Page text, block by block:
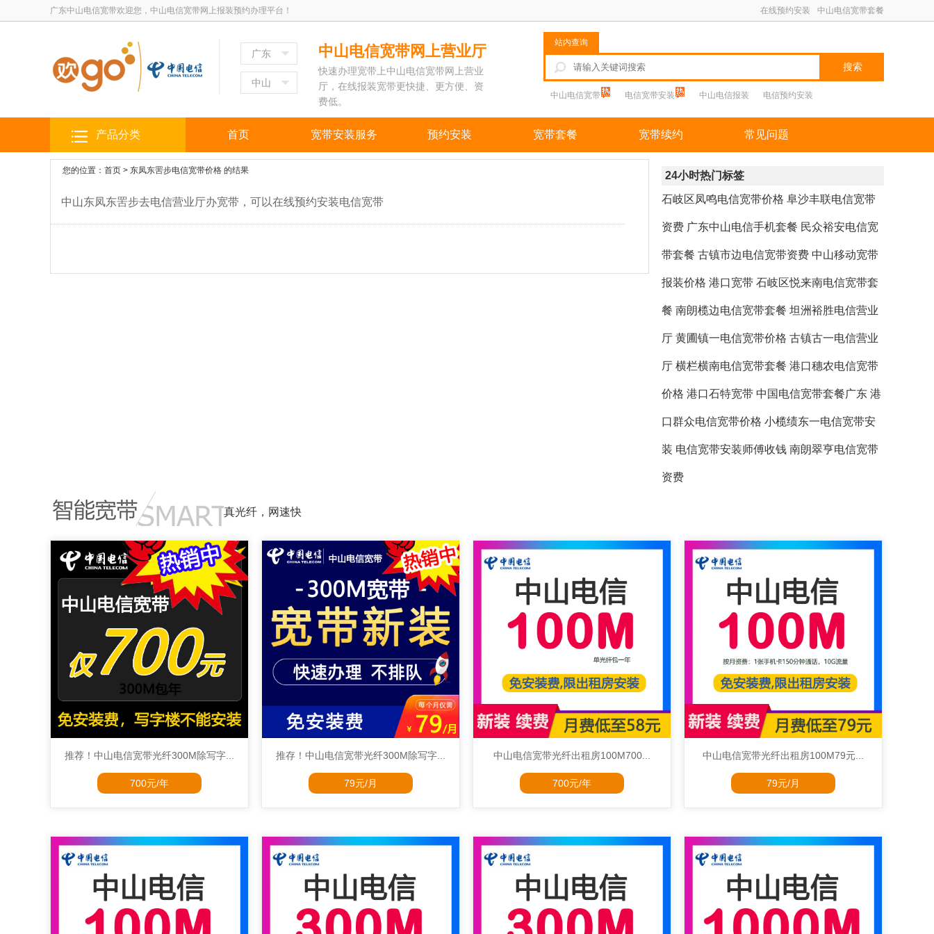
广东中山电信宽带欢迎您，中山电信宽带网上报装预约办理平台！ 中山电信宽带套餐
在线预约安装
广东
中山
中山电信宽带网上营业厅
快速办理宽带上中山电信宽带网上营业
厅，在线报装宽带更快捷、更方便、资
费低。
站内查询
搜索
中山电信宽带 电信宽带安装 中山电信报装 电信预约安装
产品分类 首页 宽带安装服务 预约安装 宽带套餐 宽带续约 常见问题
您的位置：首页 > 东凤东罟步电信宽带价格 的结果
中山东凤东罟步去电信营业厅办宽带，可以在线预约安装电信宽带
24小时热门标签
石岐区凤鸣电信宽带价格 阜沙丰联电信宽带
资费 广东中山电信手机套餐 民众裕安电信宽
带套餐 古镇市边电信宽带资费 中山移动宽带
报装价格 港口宽带 石岐区悦来南电信宽带套
餐 南朗榄边电信宽带套餐 坦洲裕胜电信营业
厅 黄圃镇一电信宽带价格 古镇古一电信营业
厅 横栏横南电信宽带套餐 港口穗农电信宽带
价格 港口石特宽带 中国电信宽带套餐广东 港
口群众电信宽带价格 小榄绩东一电信宽带安
装 电信宽带安装师傅收钱 南朗翠亨电信宽带
资费
真光纤，网速快
推荐！中山电信宽带光纤300M除写字...
700元/年
推存！中山电信宽带光纤300M除写字...
79元/月
中山电信宽带光纤出租房100M700...
700元/年
中山电信宽带光纤出租房100M79元...
79元/月